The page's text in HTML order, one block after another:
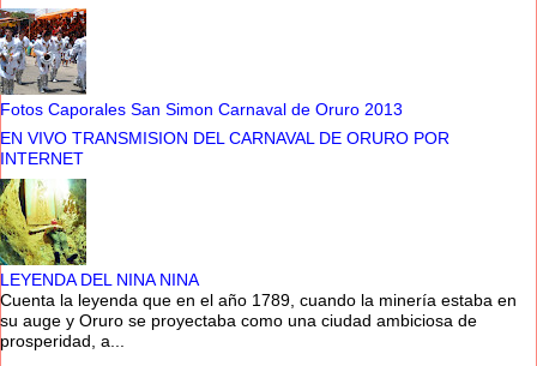
Fotos Caporales San Simon Carnaval de Oruro 2013
EN VIVO TRANSMISION DEL CARNAVAL DE ORURO POR
INTERNET
LEYENDA DEL NINA NINA
Cuenta la leyenda que en el año 1789, cuando la minería estaba en
su auge y Oruro se proyectaba como una ciudad ambiciosa de
prosperidad, a...